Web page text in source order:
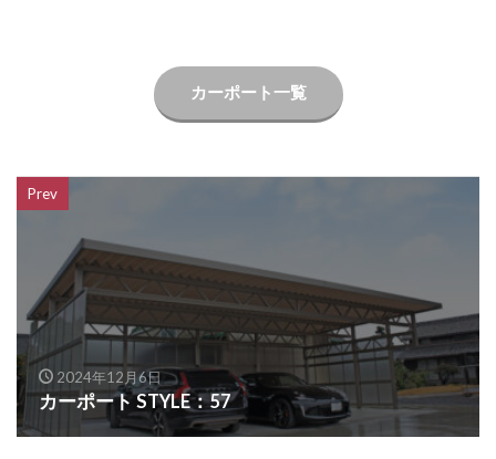
カーポート一覧
Prev
2024年12月6日
カーポート STYLE：57
OnlyOne エッジネームプレート
OnlyOne ショーケース専用ボーノ
OnlyOne シンプルフレーム フロントネームプレート
OnlyOne シンライト
OnlyOne スマートポール セレクト
OnlyOne セレーノ
OnlyOne ティンバー
OnlyOne テンピオ
OnlyOne ナミプラス アール